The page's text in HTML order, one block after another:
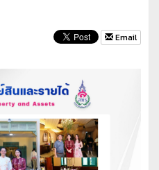
Email